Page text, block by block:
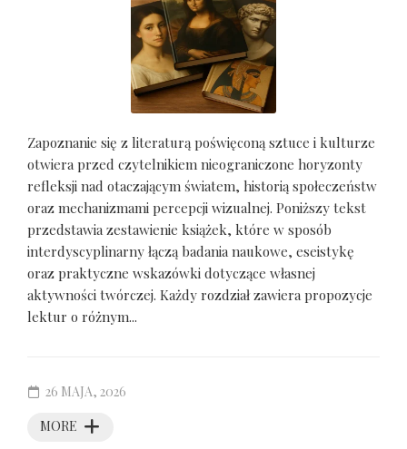
Zapoznanie się z literaturą poświęconą sztuce i kulturze
otwiera przed czytelnikiem nieograniczone horyzonty
refleksji nad otaczającym światem, historią społeczeństw
oraz mechanizmami percepcji wizualnej. Poniższy tekst
przedstawia zestawienie książek, które w sposób
interdyscyplinarny łączą badania naukowe, eseistykę
oraz praktyczne wskazówki dotyczące własnej
aktywności twórczej. Każdy rozdział zawiera propozycje
lektur o różnym...
MORE
26 MAJA, 2026